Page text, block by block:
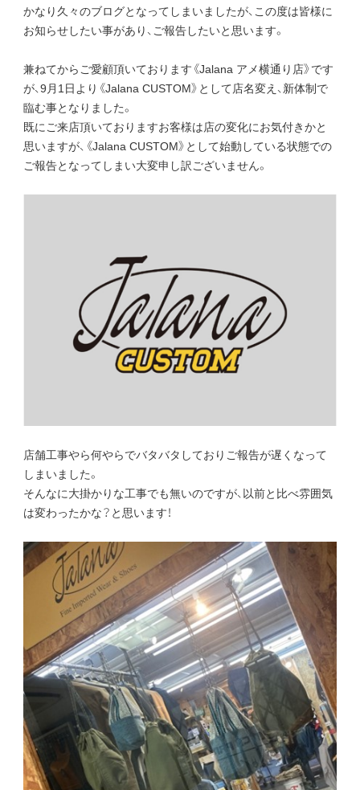
かなり久々のブログとなってしまいましたが、この度は皆様に
お知らせしたい事があり、ご報告したいと思います。
兼ねてからご愛顧頂いております《Jalana アメ横通り店》です
が、9月1日より《Jalana CUSTOM》として店名変え、新体制で
臨む事となりました。
既にご来店頂いておりますお客様は店の変化にお気付きかと
思いますが、《Jalana CUSTOM》として始動している状態での
ご報告となってしまい大変申し訳ございません。
店舗工事やら何やらでバタバタしておりご報告が遅くなって
しまいました。
そんなに大掛かりな工事でも無いのですが、以前と比べ雰囲気
は変わったかな？と思います！